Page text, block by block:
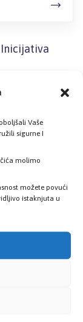
Vaše
sigurne I
molimo
možete povući
istaknjuta u